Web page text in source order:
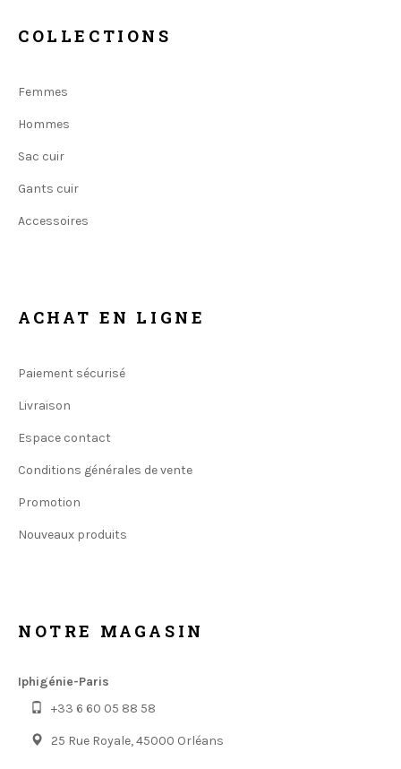
COLLECTIONS
Femmes
Hommes
Sac cuir
Gants cuir
Accessoires
ACHAT EN LIGNE
Paiement sécurisé
Livraison
Espace contact
Conditions générales de vente
Promotion
Nouveaux produits
NOTRE MAGASIN
Iphigénie-Paris
+33 6 60 05 88 58
25 Rue Royale, 45000 Orléans